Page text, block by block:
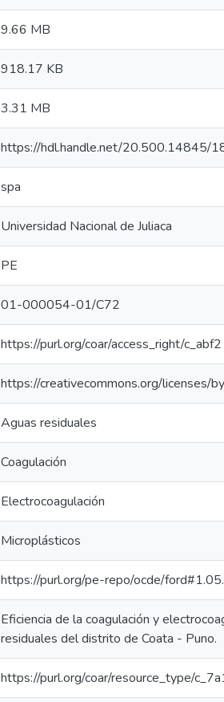
9.66 MB
918.17 KB
3.31 MB
https://hdl.handle.net/20.500.14845/
spa
Universidad Nacional de Juliaca
PE
01-000054-01/C72
https://purl.org/coar/access_right/c_abf2
https://creativecommons.org/licenses/
Aguas residuales
Coagulación
Electrocoagulación
Microplásticos
https://purl.org/pe-repo/ocde/
Eficiencia de la coagulación y
residuales del distrito de Coata - Puno.
https://purl.org/coar/resource_type/